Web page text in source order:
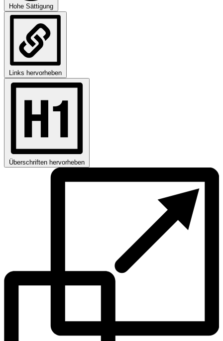
Hohe Sättigung
Links hervorheben
Überschriften hervorheben